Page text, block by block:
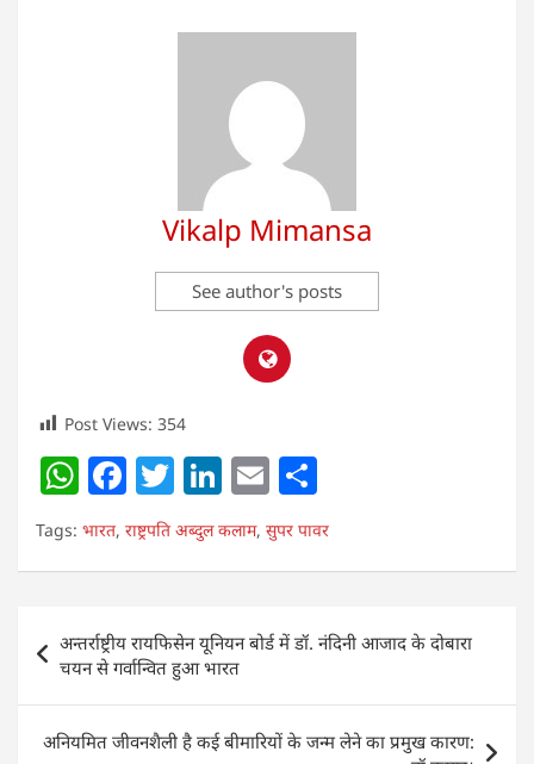
Vikalp Mimansa
See author's posts
Post Views: 354
W
h
at
s
A
p
p
F
a
c
e
b
o
o
k
T
w
itt
er
Li
n
k
e
dI
n
E
m
ai
l
h
ar
e
Tags: भारत, राष्ट्रपति अब्दुल कलाम, सुपर पावर
navigation
अन्तर्राष्ट्रीय रायफिसेन यूनियन बोर्ड में डॉ. नंदिनी आजाद के दोबारा
चयन से गर्वान्वित हुआ भारत
अनियमित जीवनशैली है कई बीमारियों के जन्म लेने का प्रमुख कारण: